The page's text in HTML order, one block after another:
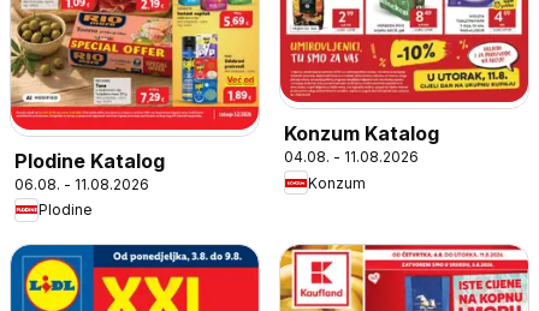
Plodine Katalog
06.08. - 11.08.2026
Plodine
Konzum Katalog
04.08. - 11.08.2026
Konzum